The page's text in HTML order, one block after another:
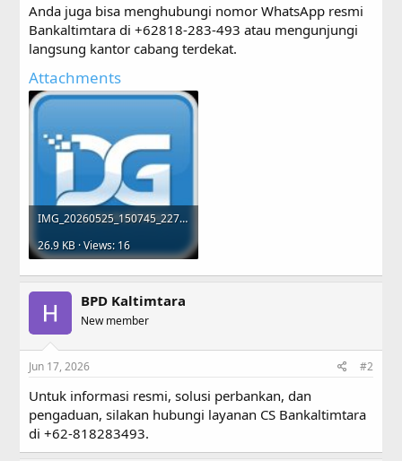
r
t
e
Anda juga bisa menghubungi nomor WhatsApp resmi
Bankaltimtara di +62818-283-493 atau mengunjungi
langsung kantor cabang terdekat.
Attachments
IMG_20260525_150745_227.jpg
26.9 KB · Views: 16
BPD Kaltimtara
New member
Jun 17, 2026 #2
Untuk informasi resmi, solusi perbankan, dan
pengaduan, silakan hubungi layanan CS Bankaltimtara
di +62-818283493.